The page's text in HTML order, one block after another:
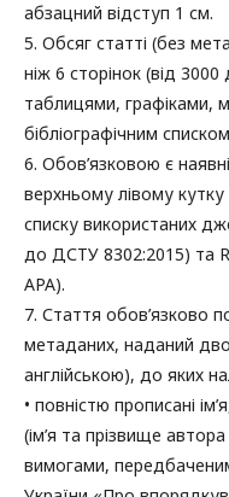
абзацний відступ 1 см.
5. Обсяг статті (без
ніж 6 сторінок (від
таблицями, графіками,
бібліографічним
6. Обов’язковою є
верхньому лівому
списку використаних
до ДСТУ 8302:2015) та
АРА).
7. Стаття обов’язково
метаданих, наданий
англійською), до яких
• повністю прописані
(ім’я та прізвище
вимогами,